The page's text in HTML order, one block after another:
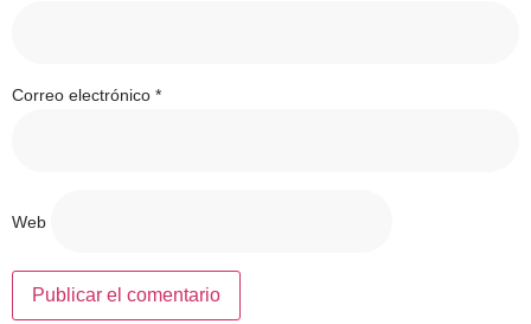
Correo electrónico *
Web